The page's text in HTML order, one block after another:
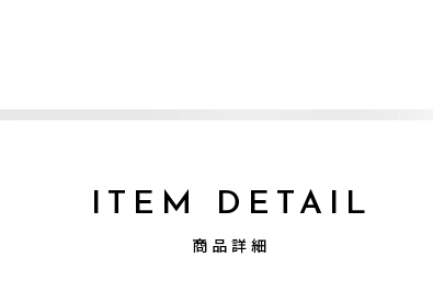
ITEM DETAIL
商品詳細